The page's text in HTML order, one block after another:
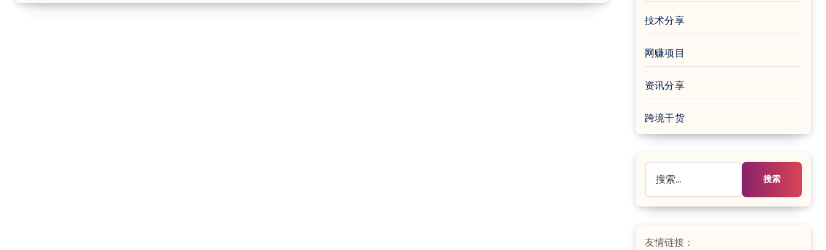
技术分享
网赚项目
资讯分享
跨境干货
索：
友情链接：